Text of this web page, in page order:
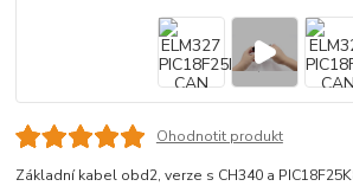
Ohodnotit produkt
Základní kabel obd2, verze s CH340 a